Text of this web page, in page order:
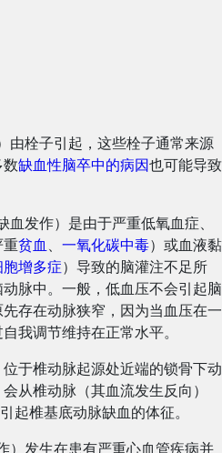
由栓子引起，这些栓子通常来源
缺血性脑卒中的病因也可能导致
发作）是由于严重低氧血症、
重贫血 、 一氧化碳中毒）或血液黏
增多症）导致的脑灌注不足所
脉中。一般，低血压不会引起脑
存在动脉狭窄，因为当血压在一
我调节维持在正常水平。
位于椎动脉起源处近端的锁骨下动
从椎动脉（其血流发生反向）
起椎基底动脉缺血的体征。
）发生在患有严重心血管疾病并